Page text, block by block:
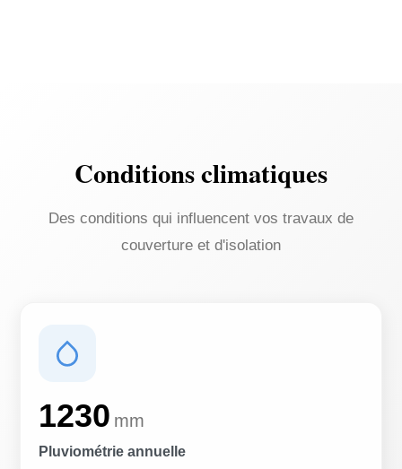
Conditions climatiques
Des conditions qui influencent vos travaux de
couverture et d'isolation
1230 mm
Pluviométrie annuelle